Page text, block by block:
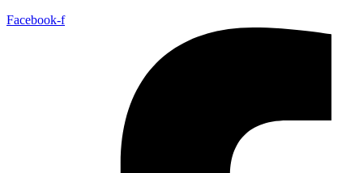
Facebook-f